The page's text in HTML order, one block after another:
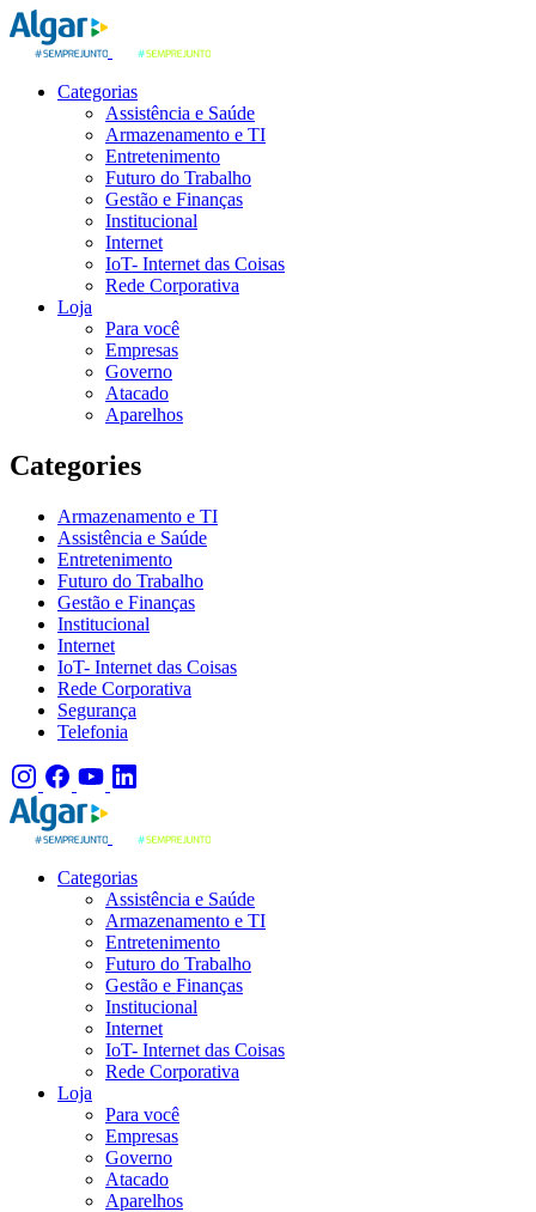
Categorias
Assistência e Saúde
Armazenamento e TI
Entretenimento
Futuro do Trabalho
Gestão e Finanças
Institucional
Internet
IoT- Internet das Coisas
Rede Corporativa
Loja
Para você
Empresas
Governo
Atacado
Aparelhos
Categories
Armazenamento e TI
Assistência e Saúde
Entretenimento
Futuro do Trabalho
Gestão e Finanças
Institucional
Internet
IoT- Internet das Coisas
Rede Corporativa
Segurança
Telefonia
Categorias
Assistência e Saúde
Armazenamento e TI
Entretenimento
Futuro do Trabalho
Gestão e Finanças
Institucional
Internet
IoT- Internet das Coisas
Rede Corporativa
Loja
Para você
Empresas
Governo
Atacado
Aparelhos